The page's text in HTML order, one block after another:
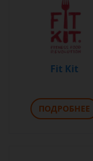
Fit Kit
ПОДРОБНЕЕ